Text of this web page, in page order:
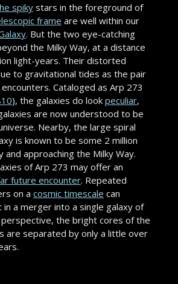
spiky stars in the foreground of
frame are well within our
. But the two eye-catching
the Milky Way, at a distance
light-years. Their distorted
to gravitational tides as the pair
Cataloged as Arp 273
), the galaxies do look peculiar,
are now understood to be
Nearby, the large spiral
is known to be some 2 million
and approaching the Milky Way.
of Arp 273 may offer an
future encounter. Repeated
on a cosmic timescale can
a merger into a single galaxy of
the bright cores of the
are separated by only a little over